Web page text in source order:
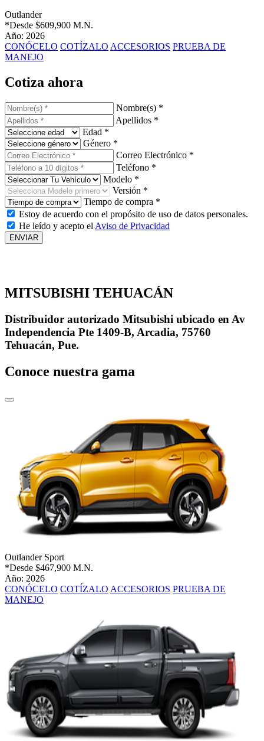
Outlander
*Desde $609,900 M.N.
Año: 2026
CONÓCELO COTÍZALO ACCESORIOS PRUEBA DE
MANEJO
Cotiza ahora
Nombre(s) *
Apellidos *
Edad *
Género *
Correo Electrónico *
Teléfono *
Modelo *
Versión *
Tiempo de compra *
Estoy de acuerdo con el propósito de uso de datos personales.
He leído y acepto el Aviso de Privacidad
MITSUBISHI TEHUACÁN
Distribuidor autorizado Mitsubishi ubicado en Av
Independencia Pte 1409-B, Arcadia, 75760
Tehuacán, Pue.
Conoce nuestra gama
Outlander Sport
*Desde $467,900 M.N.
Año: 2026
CONÓCELO COTÍZALO ACCESORIOS PRUEBA DE
MANEJO